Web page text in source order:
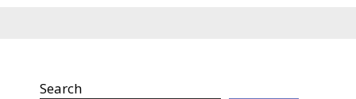
Search